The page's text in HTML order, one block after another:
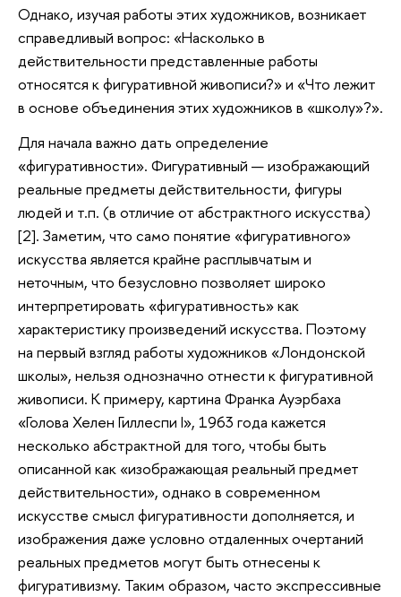
Однако, изучая работы этих художников, возникает
справедливый вопрос: «Насколько в
действительности представленные работы
относятся к фигуративной живописи?» и «Что лежит
в основе объединения этих художников в «школу»?».
Для начала важно дать определение
«фигуративности». Фигуративный — изображающий
реальные предметы действительности, фигуры
людей и т.п. (в отличие от абстрактного искусства)
[2]. Заметим, что само понятие «фигуративного»
искусства является крайне расплывчатым и
неточным, что безусловно позволяет широко
интерпретировать «фигуративность» как
характеристику произведений искусства. Поэтому
на первый взгляд работы художников «Лондонской
школы», нельзя однозначно отнести к фигуративной
живописи. К примеру, картина Франка Ауэрбаха
«Голова Хелен Гиллеспи I», 1963 года кажется
несколько абстрактной для того, чтобы быть
описанной как «изображающая реальный предмет
действительности», однако в современном
искусстве смысл фигуративности дополняется, и
изображения даже условно отдаленных очертаний
реальных предметов могут быть отнесены к
фигуративизму. Таким образом, часто экспрессивные